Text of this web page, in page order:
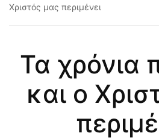
Χριστός μας περιμένει
Τα χρόνια
και ο